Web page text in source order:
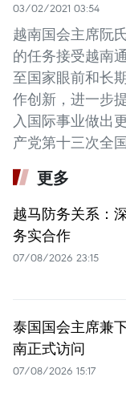
03/02/2021 03:54
越南国会主席阮
的任务接受越南
至国家眼前和长
作创新，进一步
入国际事业做出
产党第十三次全
更多
越马防务关系：
务实合作
07/08/2026 23:15
泰国国会主席兼
南正式访问
07/08/2026 15:17